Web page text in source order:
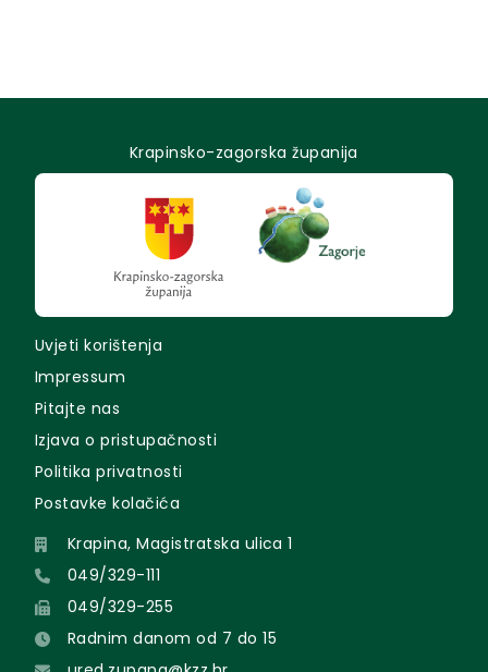
Krapinsko-zagorska županija
Uvjeti korištenja
Impressum
Pitajte nas
Izjava o pristupačnosti
Politika privatnosti
Postavke kolačića
Krapina, Magistratska ulica 1
049/329-111
049/329-255
Radnim danom od 7 do 15